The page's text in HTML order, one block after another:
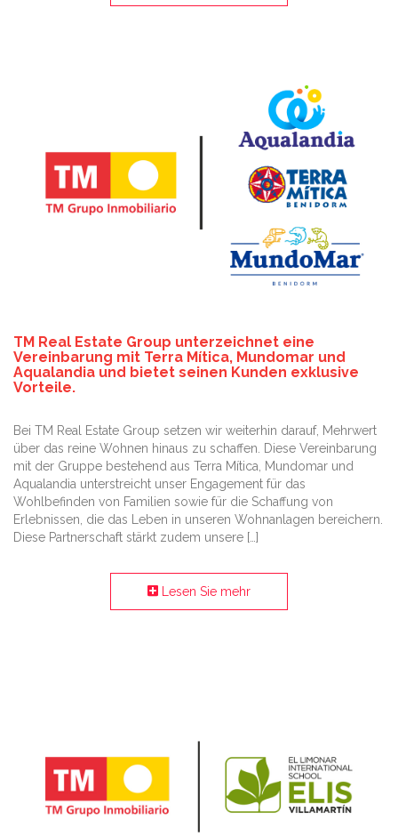
TM Real Estate Group unterzeichnet eine
Vereinbarung mit Terra Mítica, Mundomar und
Aqualandia und bietet seinen Kunden exklusive
Vorteile.
Bei TM Real Estate Group setzen wir weiterhin darauf, Mehrwert
über das reine Wohnen hinaus zu schaffen. Diese Vereinbarung
mit der Gruppe bestehend aus Terra Mítica, Mundomar und
Aqualandia unterstreicht unser Engagement für das
Wohlbefinden von Familien sowie für die Schaffung von
Erlebnissen, die das Leben in unseren Wohnanlagen bereichern.
Diese Partnerschaft stärkt zudem unsere […]
Lesen Sie mehr